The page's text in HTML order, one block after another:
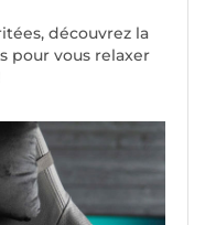
découvrez la
pour vous relaxer